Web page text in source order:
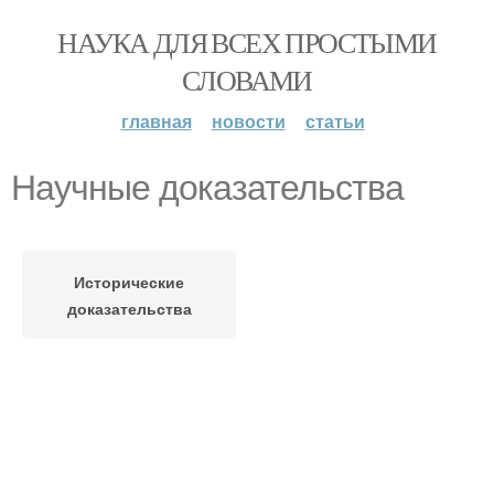
НАУКА ДЛЯ ВСЕХ ПРОСТЫМИ
СЛОВАМИ
главная новости статьи
Научные доказательства
Исторические
доказательства